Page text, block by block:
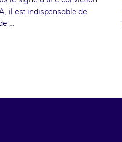
il est indispensable de
…